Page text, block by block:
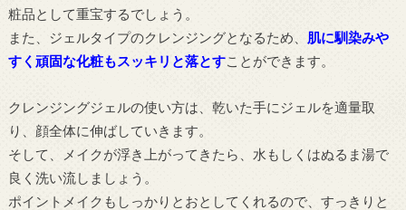
粧品として重宝するでしょう。
また、ジェルタイプのクレンジングとなるため、 肌に馴染みや
すく頑固な化粧もスッキリと落とすことができます。
クレンジングジェルの使い方は、乾いた手にジェルを適量取
り、顔全体に伸ばしていきます。
そして、メイクが浮き上がってきたら、水もしくはぬるま湯で
良く洗い流しましょう。
ポイントメイクもしっかりとおとしてくれるので、すっきりと